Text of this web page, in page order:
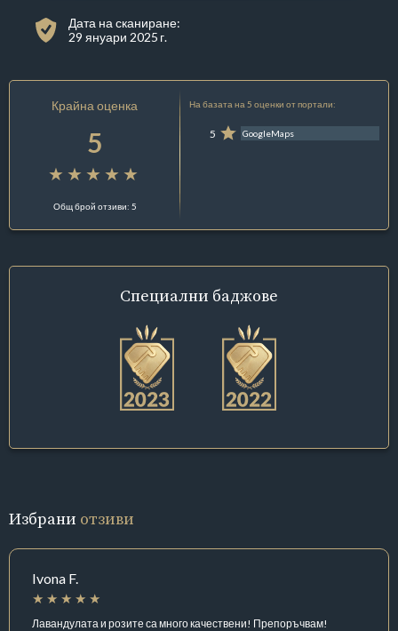
Дата на сканиране:
29 януари 2025 г.
Крайна оценка
5
Общ брой отзиви: 5
На базата на 5 оценки от портали:
5 GoogleMaps
Специални баджове
Избрани отзиви
Ivona F.
Лавандулата и розите са много качествени! Препоръчвам!